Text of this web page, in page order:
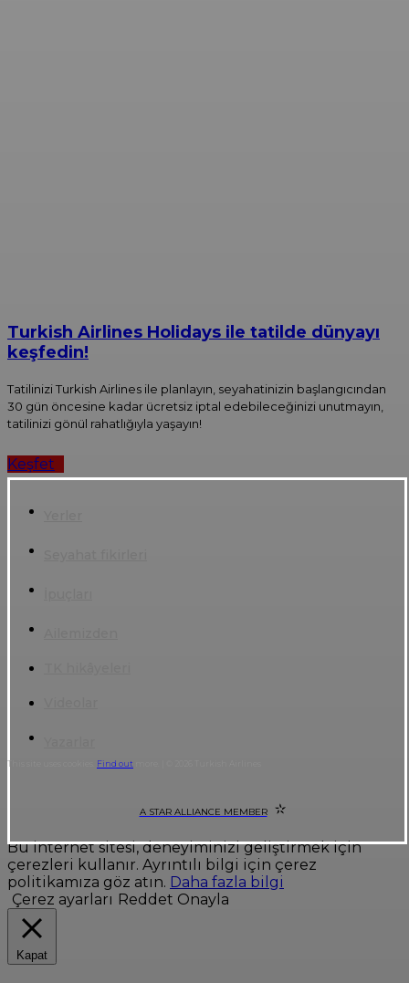
Turkish Airlines Holidays ile tatilde dünyayı
keşfedin!
Tatilinizi Turkish Airlines ile planlayın, seyahatinizin başlangıcından
30 gün öncesine kadar ücretsiz iptal edebileceğinizi unutmayın,
tatilinizi gönül rahatlığıyla yaşayın!
Keşfet
This site uses cookies. Find out
A STAR ALLIANCE MEMBER
Bu internet sitesi, deneyiminizi geliştirmek için
çerezleri kullanır. Ayrıntılı bilgi için çerez
politikamıza göz atın. Daha fazla bilgi
Çerez ayarları Reddet Onayla
Kapat